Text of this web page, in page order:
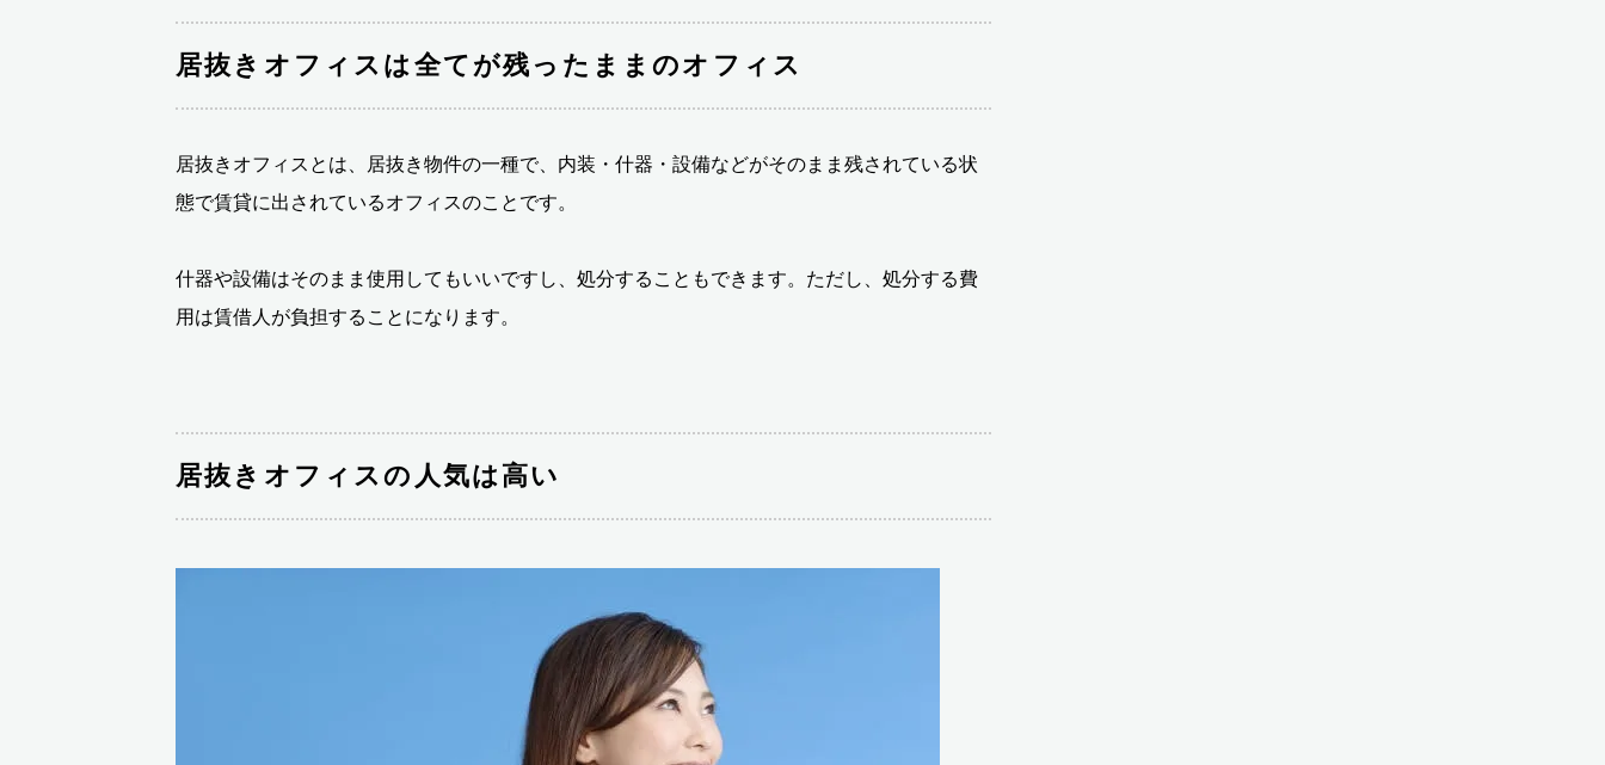
居抜きオフィスは全てが残ったままのオフィス
居抜きオフィスとは、居抜き物件の一種で、内装・什器・設備などがそのまま残されている状
態で賃貸に出されているオフィスのことです。
什器や設備はそのまま使用してもいいですし、処分することもできます。ただし、処分する費
用は賃借人が負担することになります。
居抜きオフィスの人気は高い